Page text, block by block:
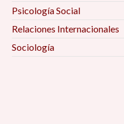
Psicología Social
Relaciones Internacionales
Sociología